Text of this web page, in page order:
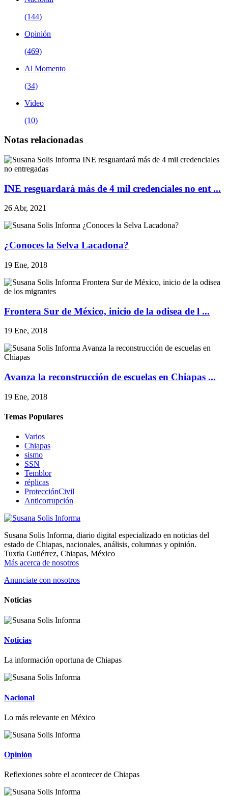
(144)
Opinión
(469)
Al Momento
(34)
Video
(10)
Notas relacionadas
INE resguardará más de 4 mil credenciales no ent ...
26 Abr, 2021
¿Conoces la Selva Lacadona?
19 Ene, 2018
Frontera Sur de México, inicio de la odisea de l ...
19 Ene, 2018
Avanza la reconstrucción de escuelas en Chiapas ...
19 Ene, 2018
Temas Populares
Varios
Chiapas
sismo
SSN
Temblor
réplicas
ProtecciónCivil
Anticorrupción
Susana Solis Informa, diario digital especializado en noticias del
estado de Chiapas, nacionales, análisis, columnas y opinión.
Tuxtla Gutiérrez, Chiapas, México
Más acerca de nosotros
Anunciate con nosotros
Noticias
Noticias
La información oportuna de Chiapas
Nacional
Lo más relevante en México
Opinión
Reflexiones sobre el acontecer de Chiapas